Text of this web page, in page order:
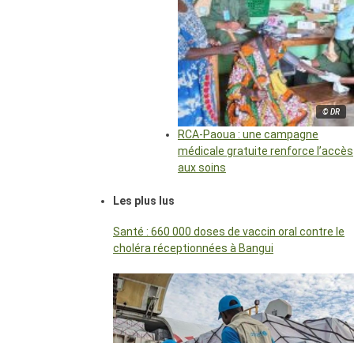
© DR
RCA-Paoua : une campagne
médicale gratuite renforce l’accès
aux soins
Les plus lus
Santé : 660 000 doses de vaccin oral contre le
choléra réceptionnées à Bangui